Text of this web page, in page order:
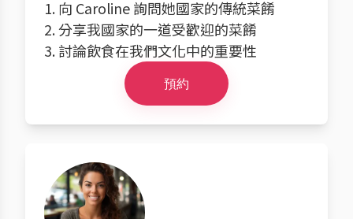
1. 向 Caroline 詢問她國家的傳統菜餚
2. 分享我國家的一道受歡迎的菜餚
3. 討論飲食在我們文化中的重要性
預約